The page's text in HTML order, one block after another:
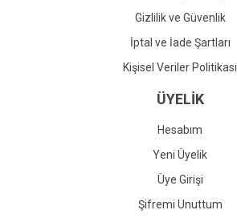
Gizlilik ve Güvenlik
İptal ve İade Şartları
Kişisel Veriler Politikası
ÜYELİK
Hesabım
Yeni Üyelik
Üye Girişi
Şifremi Unuttum